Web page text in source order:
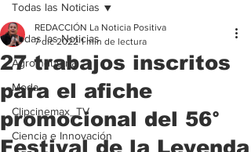
Todas las Noticias
Agroindustria
Moda
Clipcinemax_TV
Ciencia e Innovación
Todas las Noticias
27 trabajos inscritos
para el afiche
promocional del 56°
Festival de la Leyenda
REDACCIÓN La Noticia Positiva
7 dic 2022 1 min de lectura